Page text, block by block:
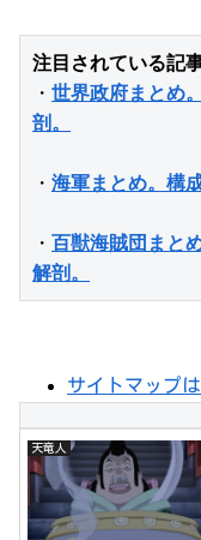
注目されている記
・ 世界政府まとめ
剖。
・ 海軍まとめ。構
・ 百獣海賊団まと
解剖。
サイトマップ
天竜人